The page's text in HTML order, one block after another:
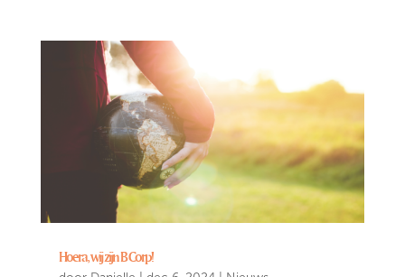
Hoera, wij zijn B Corp!